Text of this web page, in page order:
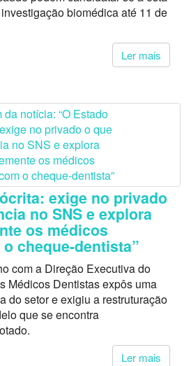
biomédica até 11 de
Ler mais
exige no privado
no SNS e explora
os médicos
cheque-dentista”
com a Direção Executiva do
Médicos Dentistas expôs uma
do setor e exigiu a restruturação
que se encontra
Ler mais